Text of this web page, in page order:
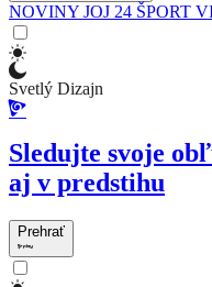
NOVINY JOJ 24 ŠPORT
Svetlý Dizajn
Sledujte svoje
aj v predstihu
Prehrať